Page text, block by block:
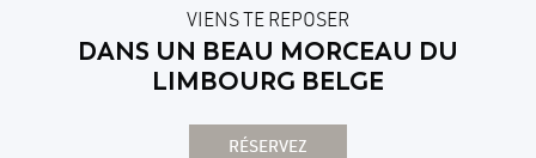
VIENS TE REPOSER
DANS UN BEAU MORCEAU DU
LIMBOURG BELGE
RÉSERVEZ